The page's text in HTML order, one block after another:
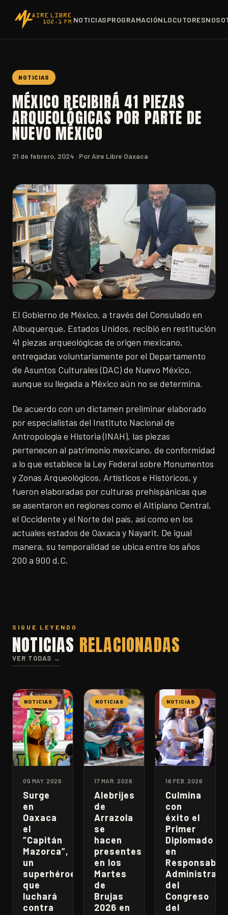
NOTICIASPROGRAMACIÓNLOCUTORES
NOTICIAS
MÉXICO RECIBIRÁ 41 PIEZAS
ARQUEOLÓGICAS POR PARTE DE
NUEVO MÉXICO
21 de febrero, 2024 · Por Aire Libre Oaxaca
El Gobierno de México, a través del Consulado en
Albuquerque, Estados Unidos, recibió en restitución
41 piezas arqueológicas de origen mexicano,
entregadas voluntariamente por el Departamento
de Asuntos Culturales (DAC) de Nuevo México,
aunque su llegada a México aún no se determina.
De acuerdo con un dictamen preliminar elaborado
por especialistas del Instituto Nacional de
Antropología e Historia (INAH), las piezas
pertenecen al patrimonio mexicano, de conformidad
a lo que establece la Ley Federal sobre Monumentos
y Zonas Arqueológicos, Artísticos e Históricos, y
fueron elaboradas por culturas prehispánicas que
se asentaron en regiones como el Altiplano Central,
el Occidente y el Norte del país, así como en los
actuales estados de Oaxaca y Nayarit. De igual
manera, su temporalidad se ubica entre los años
200 a 900 d.C.
SIGUE LEYENDO
NOTICIAS RELACIONADAS
VER TODAS →
NOTICIAS
05 MAY. 2026
Surge
en
Oaxaca
el
“Capitán
Mazorca”,
un
superhéroe
que
luchará
contra
NOTICIAS
17 MAR. 2026
Alebrijes
de
Arrazola
se
hacen
presentes
en los
Martes
de
Brujas
2026 en
NOTICIAS
16 FEB. 2026
Culmina
con
éxito el
Primer
Diplomado
en
del
Congreso
del